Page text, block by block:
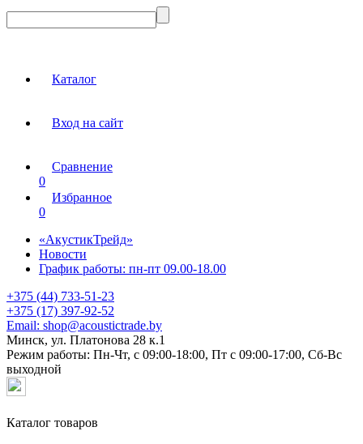
Каталог
Вход на сайт
Сравнение
0
Избранное
0
«АкустикТрейд»
Новости
График работы: пн-пт 09.00-18.00
+375 (44) 733-51-23
+375 (17) 397-92-52
Email: shop@acoustictrade.by
Минск, ул. Платонова 28 к.1
Режим работы: Пн-Чт, с 09:00-18:00, Пт с 09:00-17:00, Сб-Вс
выходной
Каталог товаров